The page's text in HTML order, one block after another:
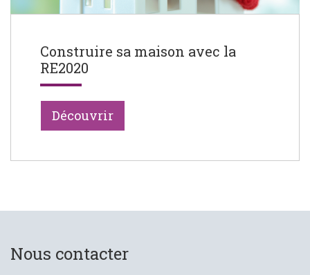
Construire sa maison avec la
RE2020
Découvrir
Nous contacter